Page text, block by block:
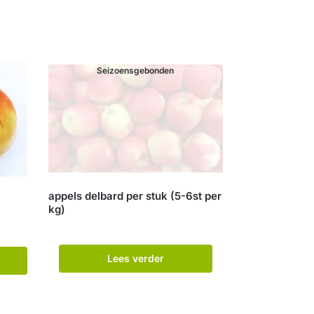
Seizoensgebonden
appels delbard per stuk (5-6st per
kg)
Lees verder